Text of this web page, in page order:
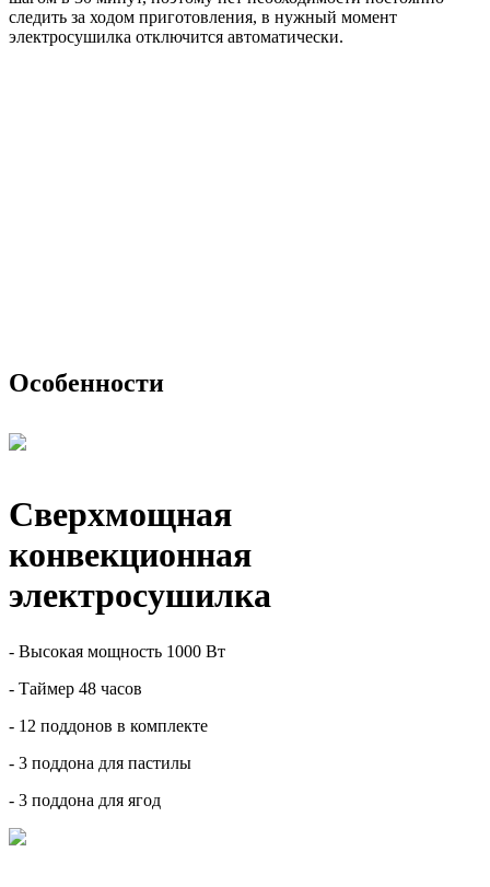
следить за ходом приготовления, в нужный момент
электросушилка отключится автоматически.
Особенности
Сверхмощная
конвекционная
электросушилка
- Высокая мощность 1000 Вт
- Таймер 48 часов
- 12 поддонов в комплекте
- 3 поддона для пастилы
- 3 поддона для ягод